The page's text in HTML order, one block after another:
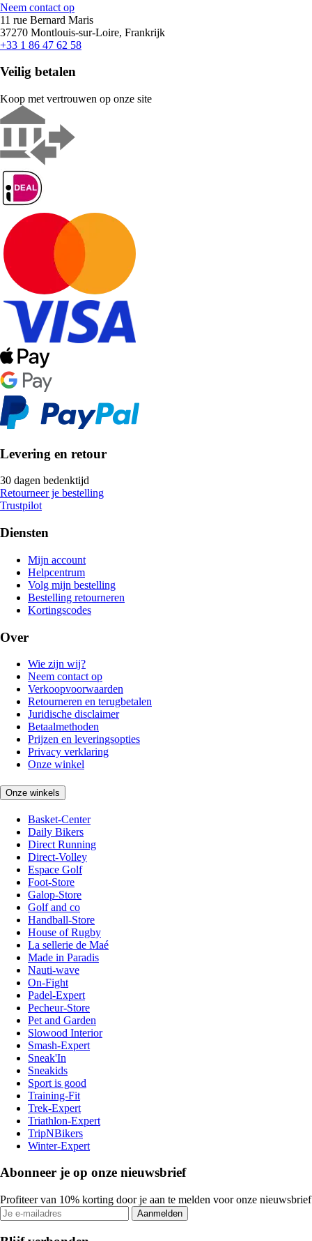
Neem contact op
11 rue Bernard Maris
37270 Montlouis-sur-Loire, Frankrijk
+33 1 86 47 62 58
Veilig betalen
Koop met vertrouwen op onze site
Levering en retour
30 dagen bedenktijd
Retourneer je bestelling
Trustpilot
Diensten
Mijn account
Helpcentrum
Volg mijn bestelling
Bestelling retourneren
Kortingscodes
Over
Wie zijn wij?
Neem contact op
Verkoopvoorwaarden
Retourneren en terugbetalen
Juridische disclaimer
Betaalmethoden
Prijzen en leveringsopties
Privacy verklaring
Onze winkel
Onze winkels
Basket-Center
Daily Bikers
Direct Running
Direct-Volley
Espace Golf
Foot-Store
Galop-Store
Golf and co
Handball-Store
House of Rugby
La sellerie de Maé
Made in Paradis
Nauti-wave
On-Fight
Padel-Expert
Pecheur-Store
Pet and Garden
Slowood Interior
Smash-Expert
Sneak'In
Sneakids
Sport is good
Training-Fit
Trek-Expert
Triathlon-Expert
TripNBikers
Winter-Expert
Abonneer je op onze nieuwsbrief
Profiteer van 10% korting door je aan te melden voor onze nieuwsbrief
Aanmelden